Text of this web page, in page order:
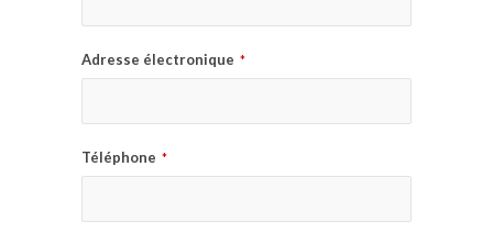
Adresse électronique *
Téléphone *